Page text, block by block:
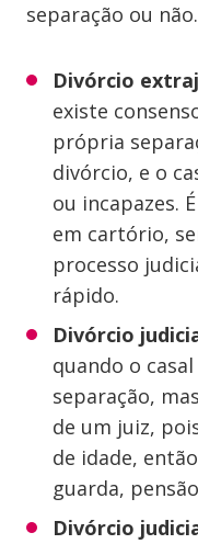
separação ou não.
Divórcio
existe
própria
divórcio, e o
ou incapazes.
em cartório,
processo
rápido.
Divórcio
quando o
separação,
de um juiz,
de idade,
guarda,
Divórcio